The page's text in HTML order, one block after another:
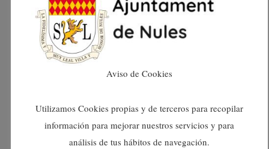
noviembre 2024
octubre 2024
agosto 2024
Aviso de Cookies
Utilizamos Cookies propias y de terceros para recopilar
información para mejorar nuestros servicios y para
análisis de tus hábitos de navegación.